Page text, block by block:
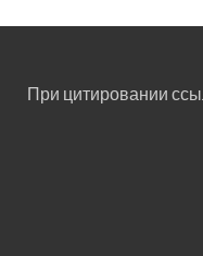
При цитировании